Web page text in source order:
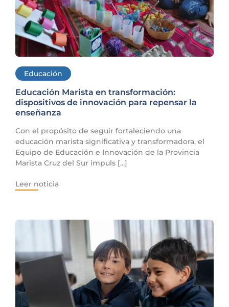
Educación
Educación Marista en transformación:
dispositivos de innovación para repensar la
enseñanza
Con el propósito de seguir fortaleciendo una
educación marista significativa y transformadora, el
Equipo de Educación e Innovación de la Provincia
Marista Cruz del Sur impuls [...]
Leer noticia